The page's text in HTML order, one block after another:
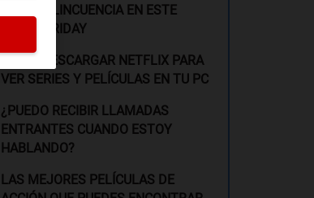
CIBERDELINCUENCIA EN ESTE
BLACK FRIDAY
CÓMO DESCARGAR NETFLIX PARA
VER SERIES Y PELÍCULAS EN TU PC
¿PUEDO RECIBIR LLAMADAS
ENTRANTES CUANDO ESTOY
HABLANDO?
LAS MEJORES PELÍCULAS DE